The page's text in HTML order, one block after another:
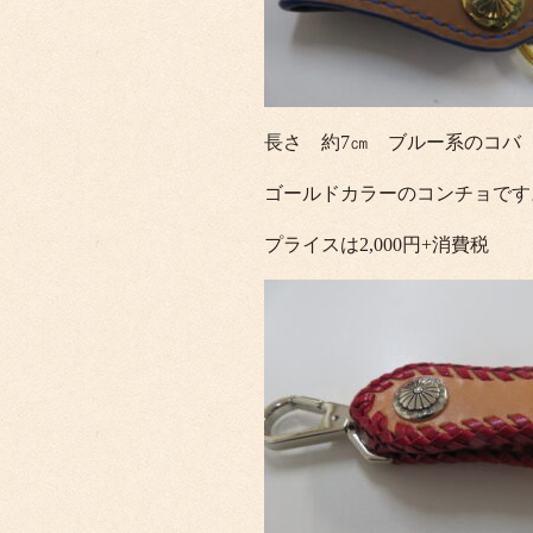
長さ 約7㎝ ブルー系のコバ
ゴールドカラーのコンチョで
プライスは2,000円+消費税